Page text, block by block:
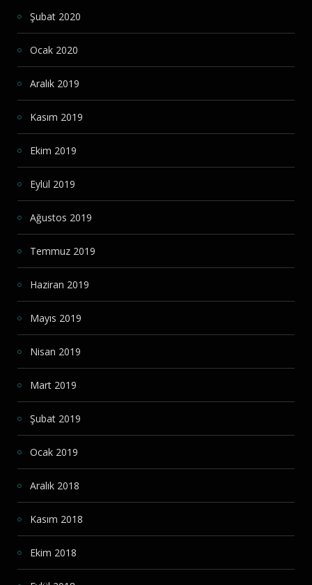
Şubat 2020
Ocak 2020
Aralık 2019
Kasım 2019
Ekim 2019
Eylül 2019
Ağustos 2019
Temmuz 2019
Haziran 2019
Mayıs 2019
Nisan 2019
Mart 2019
Şubat 2019
Ocak 2019
Aralık 2018
Kasım 2018
Ekim 2018